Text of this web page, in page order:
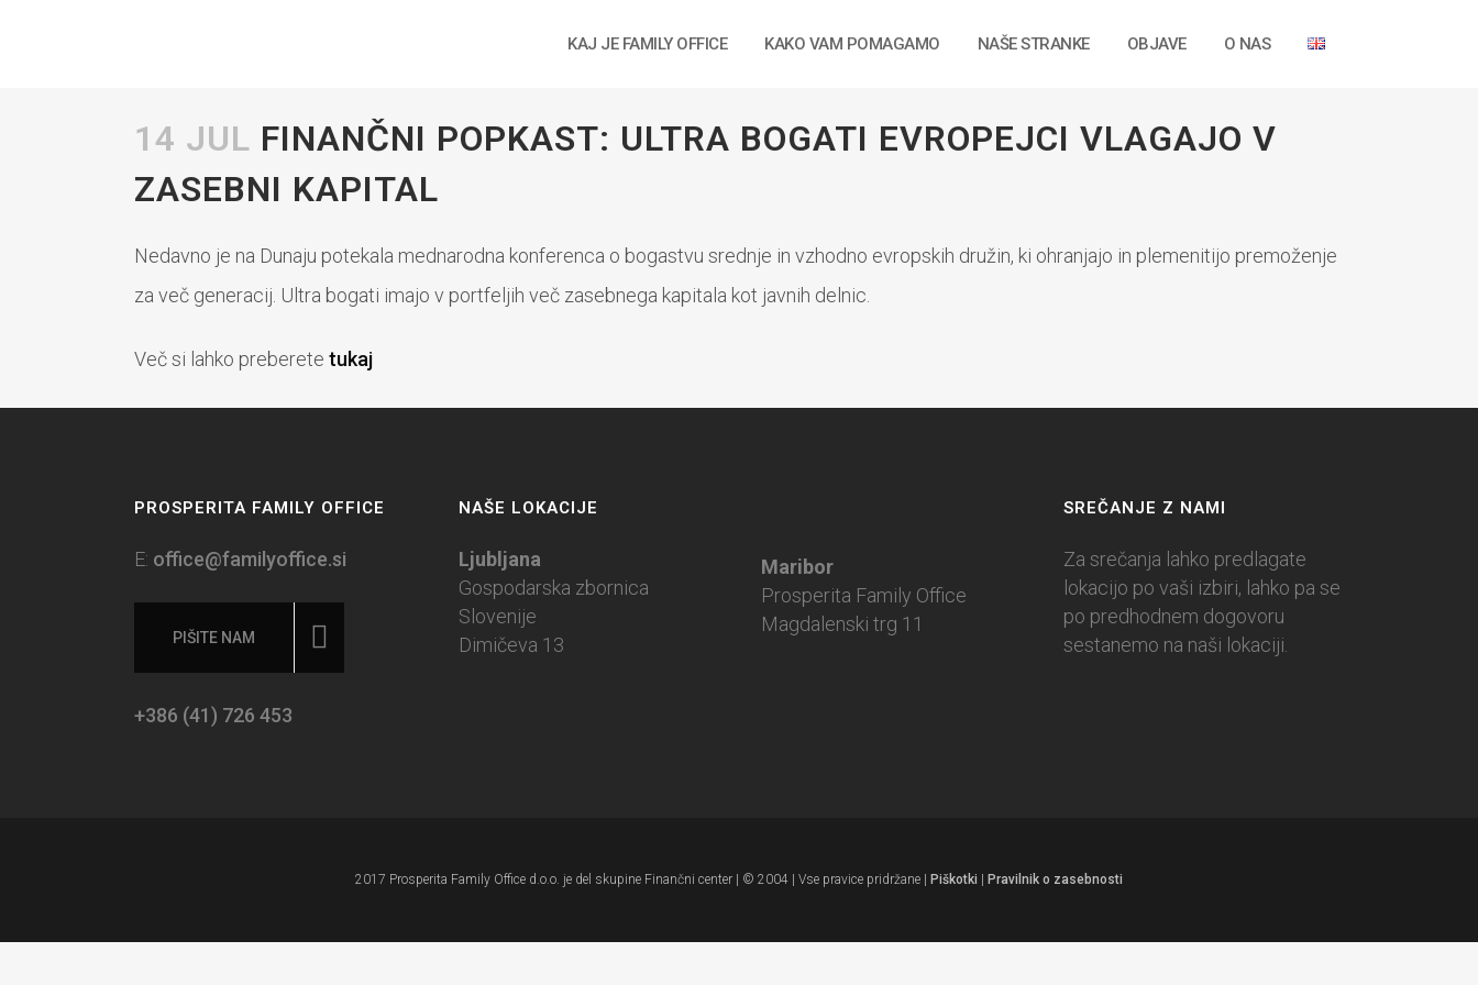
KAJ JE FAMILY OFFICE KAKO VAM POMAGAMO NAŠE STRANKE OBJAVE O NAS
FINANČNI POPKAST: ULTRA BOGATI EVROPEJCI
VLAGAJO V ZASEBNI KAPITAL
14 JUL FINANČNI POPKAST: ULTRA BOGATI EVROPEJCI VLAGAJO V
ZASEBNI KAPITAL
Nedavno je na Dunaju potekala mednarodna konferenca o bogastvu srednje in vzhodno evropskih družin, ki ohranjajo in plemenitijo premoženje
za več generacij. Ultra bogati imajo v portfeljih več zasebnega kapitala kot javnih delnic.
Več si lahko preberete tukaj
PROSPERITA FAMILY OFFICE
E: office@familyoffice.si
PIŠITE NAM
+386 (41) 726 453
NAŠE LOKACIJE
Ljubljana
Gospodarska zbornica
Slovenije
Dimičeva 13
Maribor
Prosperita Family Office
Magdalenski trg 11
SREČANJE Z NAMI
Za srečanja lahko predlagate
lokacijo po vaši izbiri, lahko pa se
po predhodnem dogovoru
sestanemo na naši lokaciji.
2017 Prosperita Family Office d.o.o. je del skupine Finančni center | © 2004 | Vse pravice pridržane | Piškotki Pravilnik o zasebnosti